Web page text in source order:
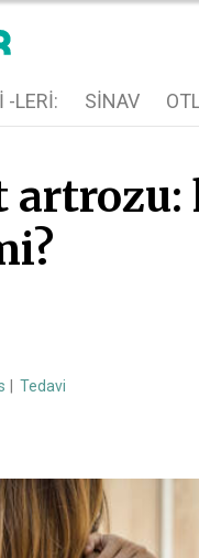
-LERI: SINAV
Tedavi